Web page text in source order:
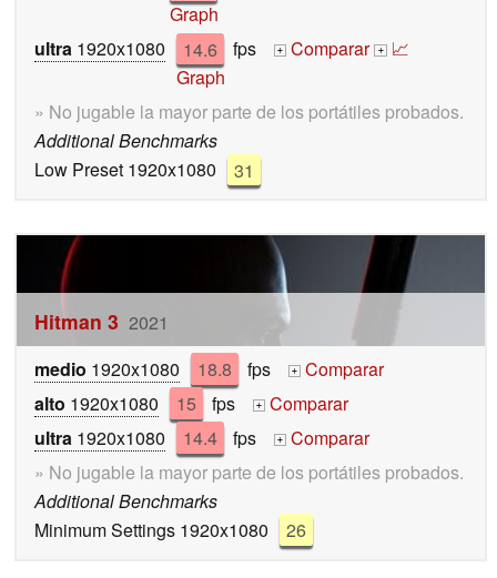
Graph
ultra 1920x1080 14.6 fps + Comparar + 📈
Graph
» No jugable la mayor parte de los portátiles probados.
Additional Benchmarks
Low Preset 1920x1080
31
Hitman 3 2021
medio 1920x1080 18.8 fps +
Comparar
alto 1920x1080 15 fps +
Comparar
ultra 1920x1080 14.4 fps +
Comparar
» No jugable la mayor parte de los portátiles probados.
Additional Benchmarks
Minimum Settings 1920x1080
26